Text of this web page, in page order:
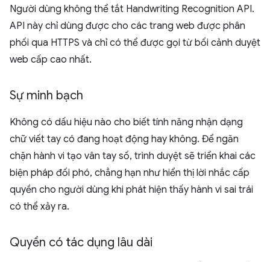
Người dùng không thể tắt Handwriting Recognition API.
API này chỉ dùng được cho các trang web được phân
phối qua HTTPS và chỉ có thể được gọi từ bối cảnh duyệt
web cấp cao nhất.
Sự minh bạch
Không có dấu hiệu nào cho biết tính năng nhận dạng
chữ viết tay có đang hoạt động hay không. Để ngăn
chặn hành vi tạo vân tay số, trình duyệt sẽ triển khai các
biện pháp đối phó, chẳng hạn như hiển thị lời nhắc cấp
quyền cho người dùng khi phát hiện thấy hành vi sai trái
có thể xảy ra.
Quyền có tác dụng lâu dài